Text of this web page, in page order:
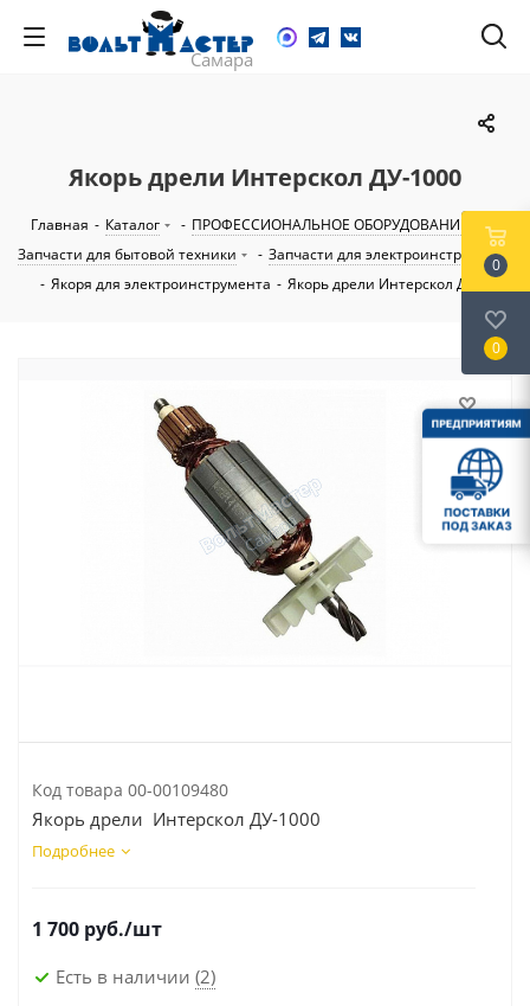
Якорь дрели Интерскол ДУ-1000
Главная - Каталог - ПРОФЕССИОНАЛЬНОЕ ОБОРУДОВАНИЕ
-
Запчасти для бытовой техники
- Запчасти для электроинструмента
- Якоря для электроинструмента - Якорь дрели Интерскол ДУ-1000
Код товара 00-00109480
Якорь дрели Интерскол ДУ-1000
Подробнее
1 700 руб./шт
Есть в наличии (2)
0
0